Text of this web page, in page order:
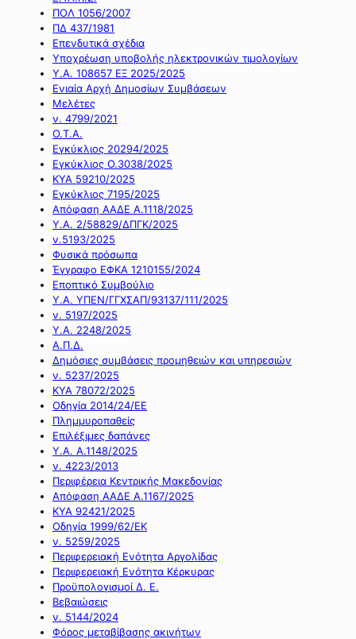
ΠΟΛ 1056/2007
ΠΔ 437/1981
Επενδυτικά σχέδια
Υποχρέωση υποβολής ηλεκτρονικών τιμολογίων
Υ.Α. 108657 ΕΞ 2025/2025
Ενιαία Αρχή Δημοσίων Συμβάσεων
Μελέτες
ν. 4799/2021
Ο.Τ.Α.
Εγκύκλιος 20294/2025
Εγκύκλιος Ο.3038/2025
ΚΥΑ 59210/2025
Εγκύκλιος 7195/2025
Απόφαση ΑΑΔΕ Α.1118/2025
Υ.Α. 2/58829/ΔΠΓΚ/2025
ν.5193/2025
Φυσικά πρόσωπα
Έγγραφο ΕΦΚΑ 1210155/2024
Εποπτικό Συμβούλιο
Υ.Α. ΥΠΕΝ/ΓΓΧΣΑΠ/93137/111/2025
ν. 5197/2025
Υ.Α. 2248/2025
Α.Π.Δ.
Δημόσιες συμβάσεις προμηθειών και υπηρεσιών
ν. 5237/2025
ΚΥΑ 78072/2025
Οδηγία 2014/24/ΕΕ
Πλημμυροπαθείς
Επιλέξιμες δαπάνες
Υ.Α. Α.1148/2025
ν. 4223/2013
Περιφέρεια Κεντρικής Μακεδονίας
Απόφαση ΑΑΔΕ Α.1167/2025
ΚΥΑ 92421/2025
Οδηγία 1999/62/ΕΚ
ν. 5259/2025
Περιφερειακή Ενότητα Αργολίδας
Περιφερειακή Ενότητα Κέρκυρας
Προϋπολογισμοί Δ. Ε.
Βεβαιώσεις
ν. 5144/2024
Φόρος μεταβίβασης ακινήτων